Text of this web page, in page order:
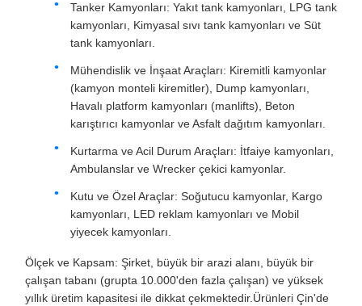
Tanker Kamyonları: Yakıt tank kamyonları, LPG tank
kamyonları, Kimyasal sıvı tank kamyonları ve Süt
tank kamyonları.
Mühendislik ve İnşaat Araçları: Kiremitli kamyonlar
(kamyon monteli kiremitler), Dump kamyonları,
Havalı platform kamyonları (manlifts), Beton
karıştırıcı kamyonlar ve Asfalt dağıtım kamyonları.
Kurtarma ve Acil Durum Araçları: İtfaiye kamyonları,
Ambulanslar ve Wrecker çekici kamyonlar.
Kutu ve Özel Araçlar: Soğutucu kamyonlar, Kargo
kamyonları, LED reklam kamyonları ve Mobil
yiyecek kamyonları.
Ölçek ve Kapsam: Şirket, büyük bir arazi alanı, büyük bir
çalışan tabanı (grupta 10.000'den fazla çalışan) ve yüksek
yıllık üretim kapasitesi ile dikkat çekmektedir.Ürünleri Çin'de